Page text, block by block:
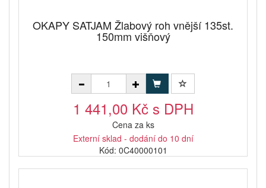
OKAPY SATJAM Žlabový roh vnější 135st.
150mm višňový
1 441,00 Kč s DPH
Cena za ks
Externí sklad - dodání do 10 dní
Kód: 0C40000101